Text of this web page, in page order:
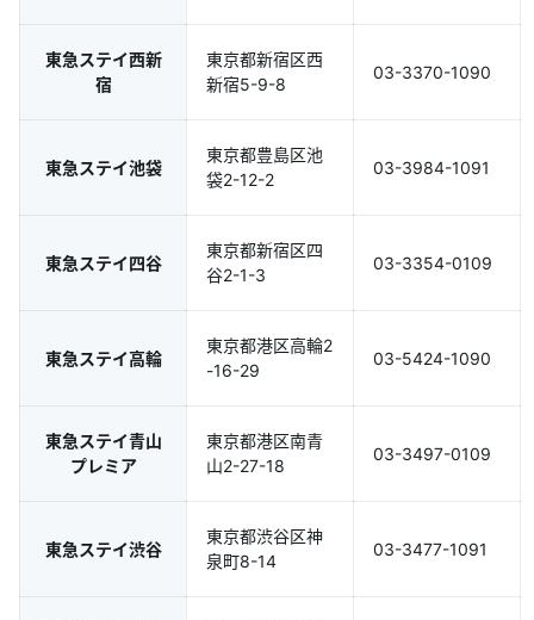
東急ステイ西新
宿
東京都新宿区西
新宿5-9-8
03-3370-1090
東急ステイ池袋
東京都豊島区池
袋2-12-2
03-3984-1091
東急ステイ四谷
東京都新宿区四
谷2-1-3
03-3354-0109
東急ステイ高輪
東京都港区高輪2
-16-29
03-5424-1090
東急ステイ青山
プレミア
東京都港区南青
山2-27-18
03-3497-0109
東急ステイ渋谷
東京都渋谷区神
泉町8-14
03-3477-1091